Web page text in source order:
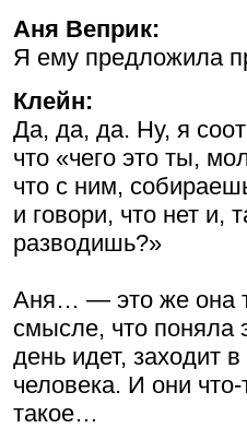
Аня Веприк:
Я ему предложила
Клейн:
Да, да, да. Ну, я
что «чего это ты,
что с ним,
и говори, что нет и,
разводишь?»
Аня… — это же она
смысле, что
день идет, заходит
человека. И они
такое…